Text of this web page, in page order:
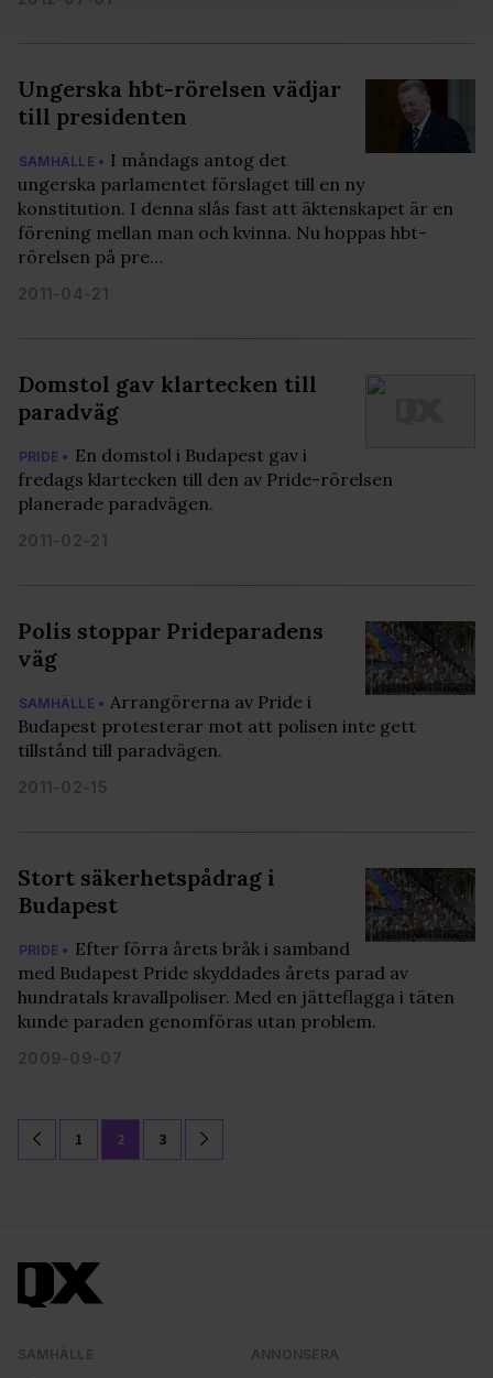
och annonserna till användarna, tillhandahålla funktioner
information från din enhet till de sociala medier och
annons- och analysföretag som vi samarbetar med.
Dessa kan i sin tur kombinera informationen med annan
information som du har tillhandahållit eller som de har
samlat in när du har använt deras tjänster. Du godkänner
våra cookies vid fortsatt användande av vår webbplats.
Ungerska hbt-rörelsen vädjar
till presidenten
SAMHÄLLE • I måndags antog det
ungerska parlamentet förslaget till en ny
konstitution. I denna slås fast att äktenskapet är en
förening mellan man och kvinna. Nu hoppas hbt-
rörelsen på pre…
2011-04-21
Domstol gav klartecken till
paradväg
PRIDE • En domstol i Budapest gav i
fredags klartecken till den av Pride-rörelsen
planerade paradvägen.
2011-02-21
Polis stoppar Prideparadens
väg
SAMHÄLLE • Arrangörerna av Pride i
Budapest protesterar mot att polisen inte gett
tillstånd till paradvägen.
2011-02-15
Stort säkerhetspådrag i
Budapest
PRIDE • Efter förra årets bråk i samband
med Budapest Pride skyddades årets parad av
hundratals kravallpoliser. Med en jätteflagga i täten
kunde paraden genomföras utan problem.
2009-09-07
1 2 3
SAMHÄLLE ANNONSERA